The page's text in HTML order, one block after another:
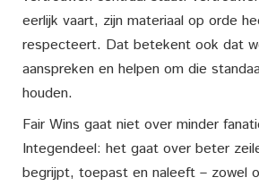
eerlijk vaart, zijn materiaal op orde
respecteert. Dat betekent ook dat
aanspreken en helpen om die
houden.
Fair Wins gaat niet over minder
Integendeel: het gaat over beter
begrijpt, toepast en naleeft – zowel